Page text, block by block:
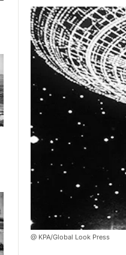
@ KPA/Global Look Press